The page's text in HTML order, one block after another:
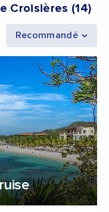
Croisières (14)
Recommandé